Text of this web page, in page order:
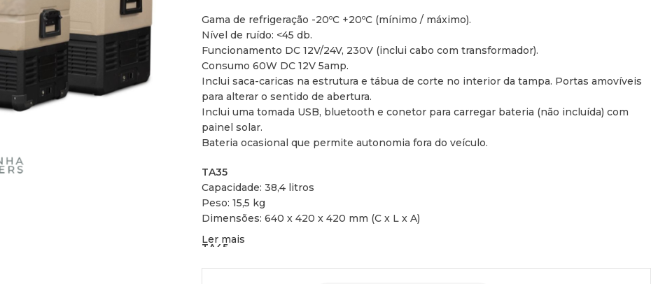
Gama de refrigeração -20ºC +20ºC (mínimo / máximo).
Nível de ruído: <45 db.
Funcionamento DC 12V/24V, 230V (inclui cabo com transformador).
Consumo 60W DC 12V 5amp.
Inclui saca-caricas na estrutura e tábua de corte no interior da tampa. Portas amovíveis
para alterar o sentido de abertura.
Inclui uma tomada USB, bluetooth e conetor para carregar bateria (não incluída) com
painel solar.
Bateria ocasional que permite autonomia fora do veículo.
TA35
Capacidade: 38,4 litros
Peso: 15,5 kg
Dimensões: 640 x 420 x 420 mm (C x L x A)
TA45
Ler mais